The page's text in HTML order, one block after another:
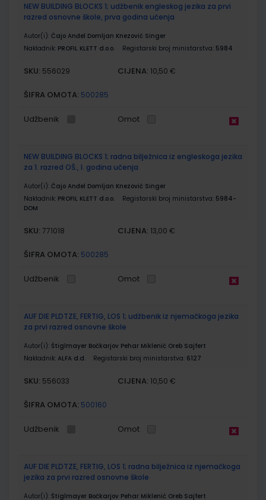
NEW BUILDING BLOCKS 1; udžbenik engleskog jezika za prvi
razred osnovne škole, prva godina učenja
Autor(i): Čajo Anđel Domljan Knezović Singer
Nakladnik: PROFIL KLETT d.o.o. Registarski broj ministarstva: 5984
SKU: 556029 CIJENA: 10,50 €
ŠIFRA OMOTA: 500285
Udžbenik Omot
NEW BUILDING BLOCKS 1; radna bilježnica iz engleskoga jezika
za 1. razred OŠ., I. godina učenja
Autor(i): Čajo Anđel Domljan Knezović Singer
Nakladnik: PROFIL KLETT d.o.o. Registarski broj ministarstva: 5984-
DOM
SKU: 771018 CIJENA: 13,00 €
ŠIFRA OMOTA: 500285
Udžbenik Omot
AUF DIE PLDTZE, FERTIG, LOS 1; udžbenik iz njemačkoga jezika
za prvi razred osnovne škole
Autor(i): Štiglmayer Bočkarjov Pehar Miklenić Oreb Sajfert
Nakladnik: ALFA d.d. Registarski broj ministarstva: 6127
SKU: 556033 CIJENA: 10,50 €
ŠIFRA OMOTA: 500160
Udžbenik Omot
AUF DIE PLDTZE, FERTIG, LOS 1; radna bilježnica iz njemačkoga
jezika za prvi razred osnovne škole
Autor(i): Štiglmayer Bočkarjov Pehar Miklenić Oreb Sajfert